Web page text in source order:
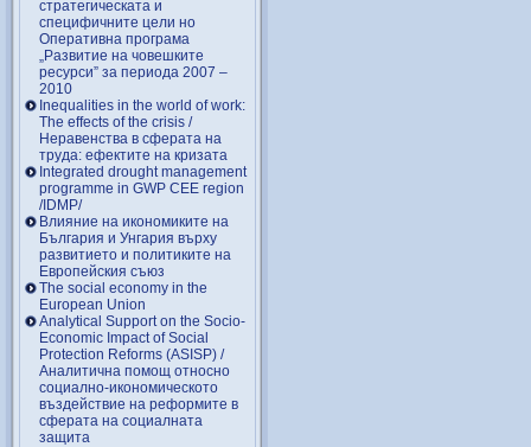
стратегическата и
специфичните цели но
Оперативна програма
„Развитие на човешките
ресурси” за периода 2007 –
2010
Inequalities in the world of work:
The effects of the crisis /
Неравенства в сферата на
труда: ефектите на кризата
Integrated drought management
programme in GWP CEE region
/IDMP/
Влияние на икономиките на
България и Унгария върху
развитието и политиките на
Европейския съюз
The social economy in the
European Union
Analytical Support on the Socio-
Economic Impact of Social
Protection Reforms (ASISP) /
Аналитична помощ относно
социално-икономическото
въздействие на реформите в
сферата на социалната
защита